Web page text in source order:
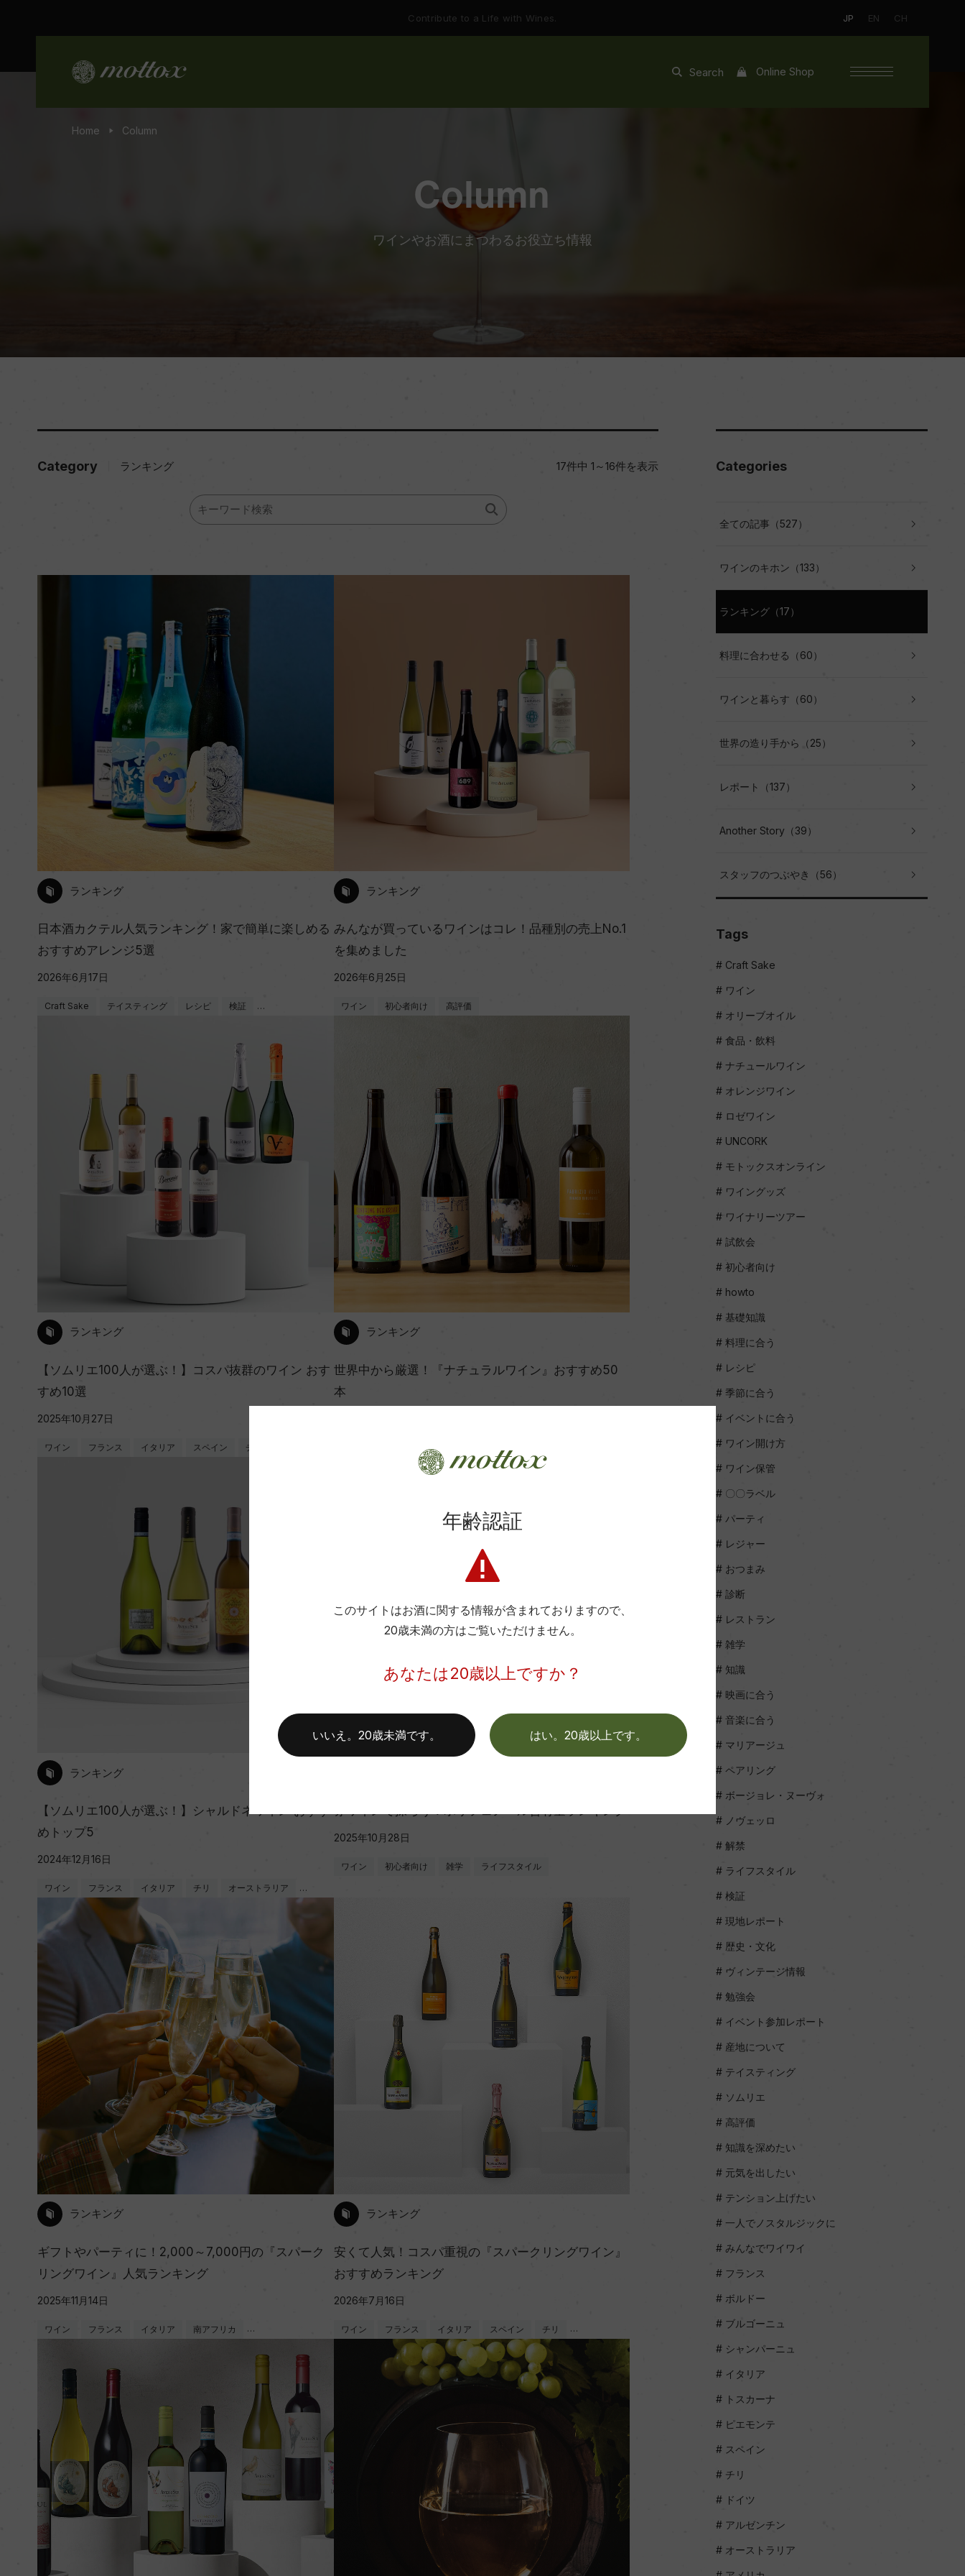
Contribute to a Life with Wines. JP EN CH
Search Online Shop
Column
ワインやお酒にまつわるお役立ち情報
Home Column
Category ランキング 17件中 1～16件を表示
ランキング
日本酒カクテル人気ランキング！家で簡単に楽しめる
おすすめアレンジ5選
2026年6月17日
Craft Sake テイスティング レシピ 検証 …
ランキング
みんなが買っているワインはコレ！品種別の売上No.1
を集めました
2026年6月25日
ワイン 初心者向け 高評価
ランキング
【ソムリエ100人が選ぶ！】コスパ抜群のワイン おす
すめ10選
2025年10月27日
ワイン フランス イタリア スペイン チリ
ランキング
世界中から厳選！『ナチュラルワイン』おすすめ50
本
ナチュールワイン
ランキング
【ソムリエ100人が選ぶ！】シャルドネワイン おすす
めトップ5
2024年12月16日
ワイン フランス イタリア チリ オーストラリア …
赤ワインで採ろう！ポリフェノール含有量ランキング
2025年10月28日
ワイン 初心者向け 雑学 ライフスタイル
ランキング
ギフトやパーティに！2,000～7,000円の『スパーク
リングワイン』人気ランキング
2025年11月14日
ワイン フランス イタリア 南アフリカ …
ランキング
安くて人気！コスパ重視の『スパークリングワイン』
おすすめランキング
2026年7月16日
ワイン フランス イタリア スペイン チリ …
Categories
全ての記事（527）
ワインのキホン（133）
ランキング（17）
料理に合わせる（60）
ワインと暮らす（60）
世界の造り手から（25）
レポート（137）
Another Story（39）
スタッフのつぶやき（56）
Tags
Craft Sake
ワイン
オリーブオイル
食品・飲料
ナチュールワイン
オレンジワイン
ロゼワイン
UNCORK
モトックスオンライン
ワイングッズ
ワイナリーツアー
試飲会
初心者向け
howto
基礎知識
料理に合う
レシピ
季節に合う
イベントに合う
ワイン開け方
ワイン保管
〇〇ラベル
パーティ
レジャー
おつまみ
診断
レストラン
雑学
知識
映画に合う
音楽に合う
マリアージュ
ペアリング
ボージョレ・ヌーヴォ
ノヴェッロ
解禁
ライフスタイル
検証
現地レポート
歴史・文化
ヴィンテージ情報
勉強会
イベント参加レポート
産地について
テイスティング
ソムリエ
高評価
知識を深めたい
元気を出したい
テンション上げたい
一人でノスタルジックに
みんなでワイワイ
フランス
ボルドー
ブルゴーニュ
シャンパーニュ
イタリア
トスカーナ
ピエモンテ
スペイン
チリ
ドイツ
アルゼンチン
オーストラリア
年齢認証
このサイトはお酒に関する情報が含まれておりますので、
20歳未満の方はご覧いただけません。
あなたは20歳以上ですか？
はい。20歳以上です。
いいえ。20歳未満です。